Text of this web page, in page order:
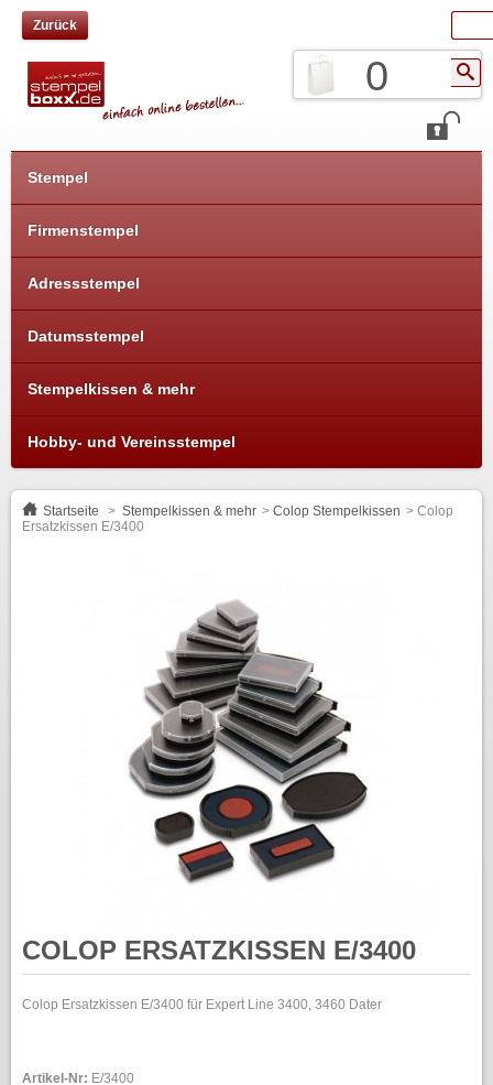
Zurück
0
Stempel
Firmenstempel
Adressstempel
Datumsstempel
Stempelkissen & mehr
Hobby- und Vereinsstempel
Startseite > Stempelkissen & mehr > Colop Stempelkissen > Colop
Ersatzkissen E/3400
COLOP ERSATZKISSEN E/3400
Colop Ersatzkissen E/3400 für Expert Line 3400, 3460 Dater
Artikel-Nr: E/3400